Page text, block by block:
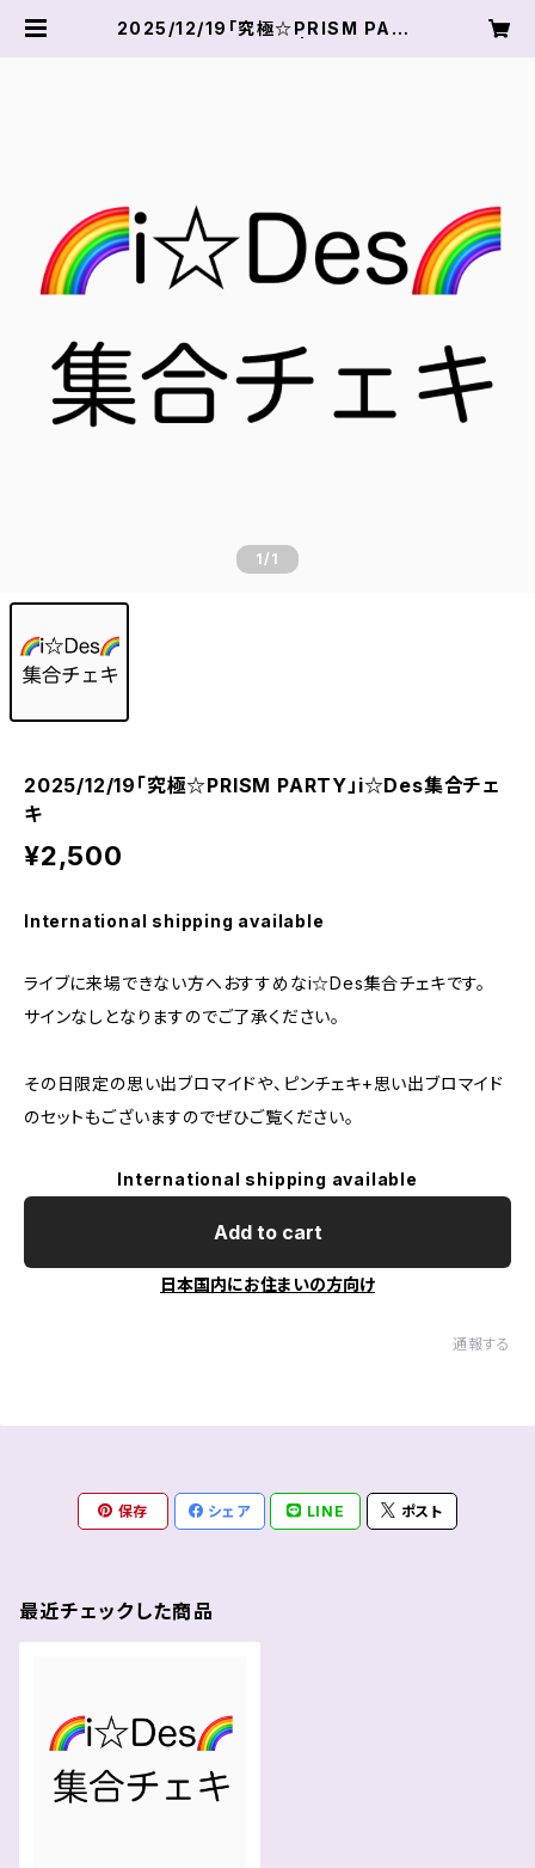
2025/12/19「究極☆PRISM PART
1/1
2025/12/19「究極☆PRISM PARTY」i☆Des集合チェ
キ
¥2,500
International shipping available
ライブに来場できない方へおすすめなi☆Des集合チェキです。
サインなしとなりますのでご了承ください。
その日限定の思い出ブロマイドや、ピンチェキ+思い出ブロマイド
のセットもございますのでぜひご覧ください。
International shipping available
Add to cart
日本国内にお住まいの方向け
通報する
保存 シェア LINE ポスト
最近チェックした商品